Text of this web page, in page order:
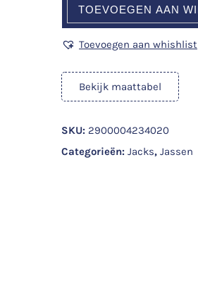
TOEVOEGEN AAN
Toevoegen aan whishlist
Bekijk maattabel
SKU: 2900004234020
Categorieën: Jacks, Jassen